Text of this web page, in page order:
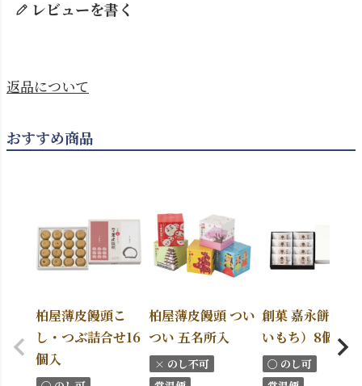
レビューを書く
返品について
おすすめ商品
柏屋薄皮饅頭こ
し・つぶ詰合せ16
個入
柏屋薄皮饅頭 つい
つい 五名所入
× のし不可
創菓 嘉永餅（か
いもち）8個入
〇 のし可